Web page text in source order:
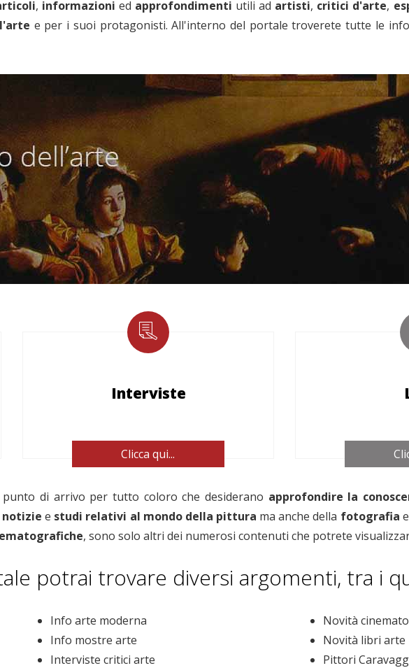
, informazioni ed approfondimenti utili ad artisti, critici d'arte,
e per i suoi protagonisti. All'interno del portale troverete tutte le
Interviste
Clicca qui...
di arrivo per tutto coloro che desiderano approfondire la
notiziee studi relativi al mondo della pittura ma anche della fotografia
, sono solo altri dei numerosi contenuti che potrete
potrai trovare diversi argomenti, tra i
Info arte moderna
Info mostre arte
Interviste critici arte
Novità
Novità libri arte
Pittori